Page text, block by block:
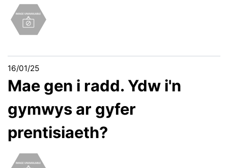
16/01/25
Mae gen i radd. Ydw i'n
gymwys ar gyfer
prentisiaeth?